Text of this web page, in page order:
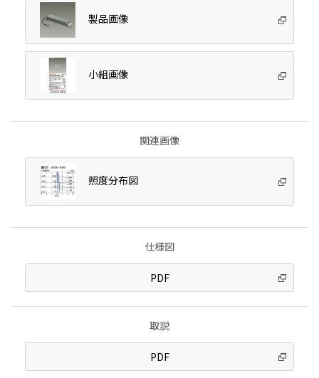
製品画像
小組画像
関連画像
照度分布図
仕様図
PDF
取説
PDF